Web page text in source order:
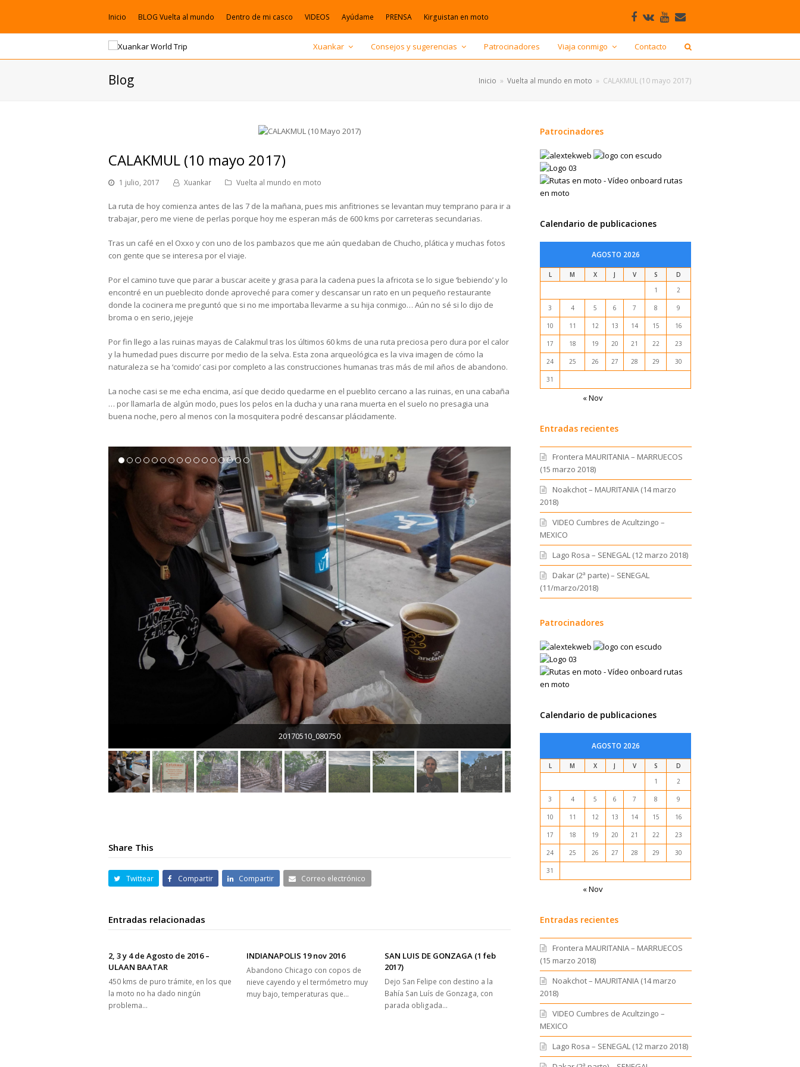
Inicio BLOG Vuelta al mundo Dentro de mi casco VIDEOS Ayúdame PRENSA Kirguistan en moto Facebook
VK Youtube
electrónico
Xuankar Consejos y sugerencias Patrocinadores Viaja conmigo Contacto
Blog Inicio » Vuelta al mundo en moto » CALAKMUL (10 mayo 2017)
CALAKMUL (10 mayo 2017)
1 julio, 2017 Xuankar Vuelta al mundo en moto
La ruta de hoy comienza antes de las 7 de la mañana, pues mis anfitriones se levantan muy temprano para ir a
trabajar, pero me viene de perlas porque hoy me esperan más de 600 kms por carreteras secundarias.
Tras un café en el Oxxo y con uno de los pambazos que me aún quedaban de Chucho, plática y muchas fotos
con gente que se interesa por el viaje.
Por el camino tuve que parar a buscar aceite y grasa para la cadena pues la africota se lo sigue ‘bebiendo’ y lo
encontré en un pueblecito donde aproveché para comer y descansar un rato en un pequeño restaurante
donde la cocinera me preguntó que si no me importaba llevarme a su hija conmigo… Aún no sé si lo dijo de
broma o en serio, jejeje
Por fin llego a las ruinas mayas de Calakmul tras los últimos 60 kms de una ruta preciosa pero dura por el calor
y la humedad pues discurre por medio de la selva. Esta zona arqueológica es la viva imagen de cómo la
naturaleza se ha ‘comido’ casi por completo a las construcciones humanas tras más de mil años de abandono.
La noche casi se me echa encima, así que decido quedarme en el pueblito cercano a las ruinas, en una cabaña
… por llamarla de algún modo, pues los pelos en la ducha y una rana muerta en el suelo no presagia una
buena noche, pero al menos con la mosquitera podré descansar plácidamente.
20170510_080750
Share This
Twittear Compartir Compartir Correo electrónico
Entradas relacionadas
2, 3 y 4 de Agosto de 2016 –
ULAAN BAATAR
450 kms de puro trámite, en los que
la moto no ha dado ningún
problema…
INDIANAPOLIS 19 nov 2016
Abandono Chicago con copos de
nieve cayendo y el termómetro muy
muy bajo, temperaturas que…
SAN LUIS DE GONZAGA (1 feb
2017)
Dejo San Felipe con destino a la
Bahía San Luís de Gonzaga, con
parada obligada…
Patrocinadores
Calendario de publicaciones
AGOSTO 2026
L M X J V S
D
1
2
3 4 5 6 7 8 9
10 11 12 13 14 15 16
17 18 19 20 21 22 23
24 25 26 27 28 29 30
31
« Nov
Entradas recientes
Frontera MAURITANIA – MARRUECOS
(15 marzo 2018)
Noakchot – MAURITANIA (14 marzo
2018)
VIDEO Cumbres de Acultzingo –
MEXICO
Lago Rosa – SENEGAL (12 marzo 2018)
Dakar (2ª parte) – SENEGAL
(11/marzo/2018)
Patrocinadores
Calendario de publicaciones
AGOSTO 2026
L M X J V S
D
1
2
3 4 5 6 7 8 9
10 11 12 13 14 15 16
17 18 19 20 21 22 23
24 25 26 27 28 29 30
31
« Nov
Entradas recientes
Frontera MAURITANIA – MARRUECOS
(15 marzo 2018)
Noakchot – MAURITANIA (14 marzo
2018)
VIDEO Cumbres de Acultzingo –
MEXICO
Lago Rosa – SENEGAL (12 marzo 2018)